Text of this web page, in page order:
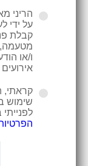
הריני
על ידי
קבלת
מטעמה,
ו/או
קראתי,
שימוש